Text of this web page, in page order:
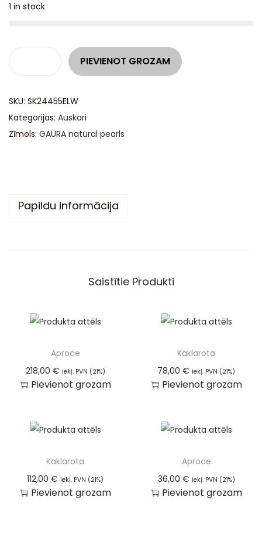
1 in stock
PIEVIENOT GROZAM
SKU: SK24455ELW
Kategorijas: Auskari
Zīmols: GAURA natural pearls
Papildu informācija
Saistītie Produkti
Aproce
218,00 € iekļ. PVN (21%)
Pievienot grozam
Kaklarota
78,00€ iekļ. PVN (21%)
Pievienot grozam
Kaklarota
112,00€ iekļ. PVN (21%)
Pievienot grozam
Aproce
36,00 € iekļ. PVN (21%)
Pievienot grozam